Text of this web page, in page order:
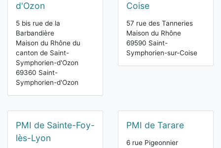
d'Ozon
5 bis rue de la
Barbandière
Maison du Rhône du
canton de Saint-
Symphorien-d'Ozon
69360 Saint-
Symphorien-d'Ozon
Coise
57 rue des Tanneries
Maison du Rhône
69590 Saint-
Symphorien-sur-Coise
PMI de Sainte-Foy-
lès-Lyon
PMI de Tarare
6 rue Pigeonnier